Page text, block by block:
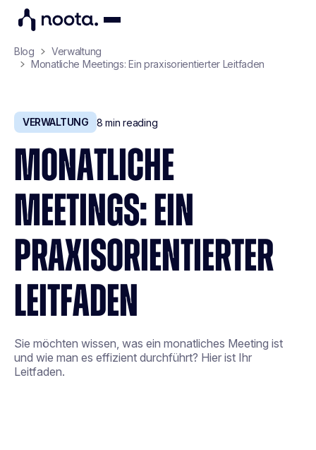
Blog
Verwaltung
Monatliche Meetings: Ein praxisorientierter Leitfaden
VERWALTUNG 8 min reading
MONATLICHE
MEETINGS: EIN
PRAXISORIENTIERTER
LEITFADEN
Sie möchten wissen, was ein monatliches Meeting ist
und wie man es effizient durchführt? Hier ist Ihr
Leitfaden.